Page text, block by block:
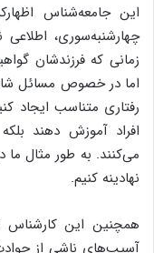
این جامعه‌شناس
چهارشنبه‌سوری، اطلاعی
زمانی که فرزندشان
اما در خصوص مسائل
رفتاری متناسب ایجاد
افراد آموزش دهند
می‌کنند. به طور مثال ما
نهادینه کنیم.
همچنین این کارشناس
آسیب‌های ناشی از